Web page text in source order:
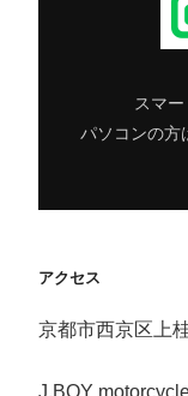
スマ
パソコンの方
アクセス
京都市西京区上
J.BOY